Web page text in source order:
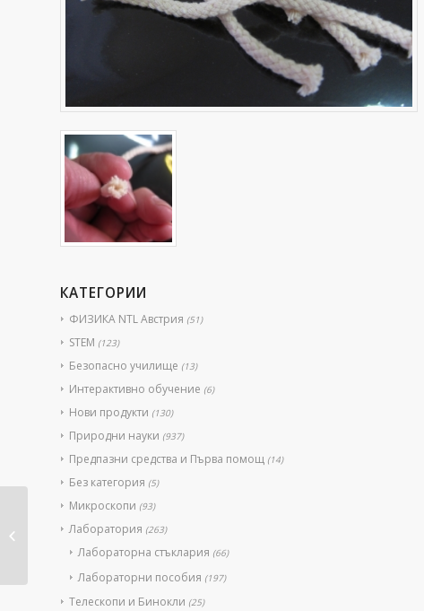
КАТЕГОРИИ
ФИЗИКА NTL Австрия (51)
STEM (123)
Безопасно училище (13)
Интерактивно обучение (6)
Нови продукти (130)
Природни науки (937)
Предпазни средства и Първа помощ (14)
Без категория (5)
Микроскопи (93)
Лаборатория (263)
Лабораторна стъклария (66)
Лабораторни пособия (197)
Телескопи и Бинокли (25)
Kомплект за
почистване на
оптика